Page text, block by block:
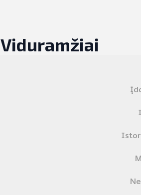
Viduramžiai